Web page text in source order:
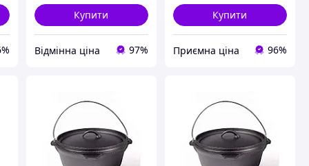
Купити
Відмінна ціна 97%
Купити
Приємна ціна 96%